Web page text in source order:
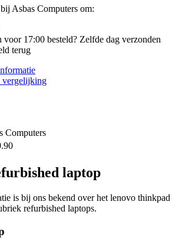
Asbas Computers om:
voor 17:00 besteld? Zelfde dag verzonden
terug
vergelijking
Computers
laptop
is bij ons bekend over het lenovo thinkpad
refurbished laptops.